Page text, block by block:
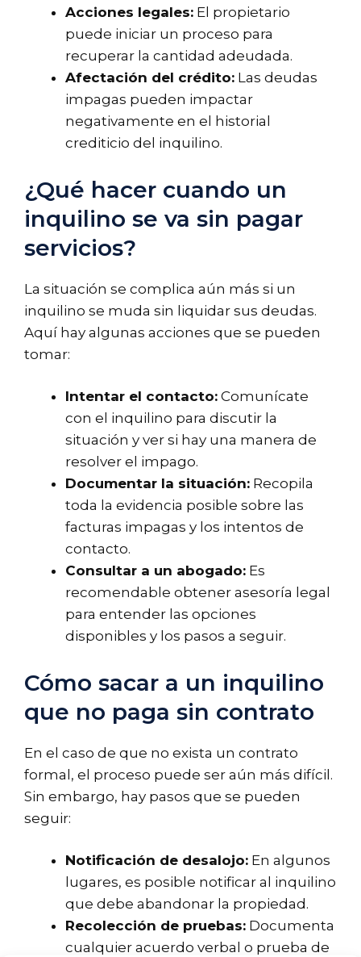
Acciones legales: El propietario
puede iniciar un proceso para
recuperar la cantidad adeudada.
Afectación del crédito: Las deudas
impagas pueden impactar
negativamente en el historial
crediticio del inquilino.
¿Qué hacer cuando un
inquilino se va sin pagar
servicios?
La situación se complica aún más si un
inquilino se muda sin liquidar sus deudas.
Aquí hay algunas acciones que se pueden
tomar:
Intentar el contacto: Comunícate
con el inquilino para discutir la
situación y ver si hay una manera de
resolver el impago.
Documentar la situación: Recopila
toda la evidencia posible sobre las
facturas impagas y los intentos de
contacto.
Consultar a un abogado: Es
recomendable obtener asesoría legal
para entender las opciones
disponibles y los pasos a seguir.
Cómo sacar a un inquilino
que no paga sin contrato
En el caso de que no exista un contrato
formal, el proceso puede ser aún más difícil.
Sin embargo, hay pasos que se pueden
seguir:
Notificación de desalojo: En algunos
lugares, es posible notificar al inquilino
que debe abandonar la propiedad.
Recolección de pruebas: Documenta
cualquier acuerdo verbal o prueba de